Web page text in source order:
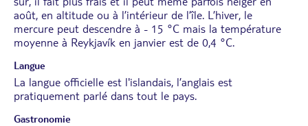
août, en altitude ou à l’intérieur de l’île. L’hiver, le
mercure peut descendre à - 15 °C mais la température
moyenne à Reykjavík en janvier est de 0,4 °C.
Langue
La langue officielle est l'islandais, l’anglais est
pratiquement parlé dans tout le pays.
Gastronomie